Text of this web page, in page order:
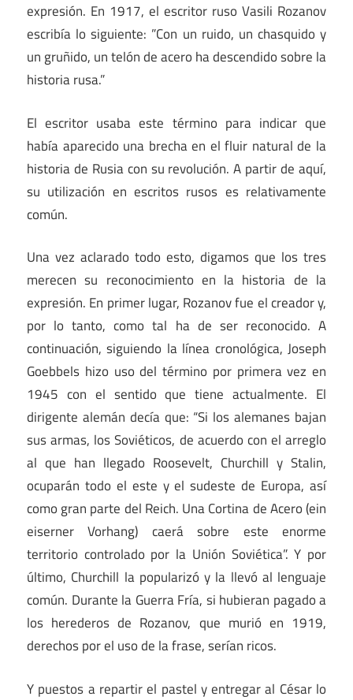
expresión. En 1917, el escritor ruso Vasili Rozanov
escribía lo siguiente: ”Con un ruido, un chasquido y
un gruñido, un telón de acero ha descendido sobre la
historia rusa.”
El escritor usaba este término para indicar que
había aparecido una brecha en el fluir natural de la
historia de Rusia con su revolución. A partir de aquí,
su utilización en escritos rusos es relativamente
común.
Una vez aclarado todo esto, digamos que los tres
merecen su reconocimiento en la historia de la
expresión. En primer lugar, Rozanov fue el creador y,
por lo tanto, como tal ha de ser reconocido. A
continuación, siguiendo la línea cronológica, Joseph
Goebbels hizo uso del término por primera vez en
1945 con el sentido que tiene actualmente. El
dirigente alemán decía que: “Si los alemanes bajan
sus armas, los Soviéticos, de acuerdo con el arreglo
al que han llegado Roosevelt, Churchill y Stalin,
ocuparán todo el este y el sudeste de Europa, así
como gran parte del Reich. Una Cortina de Acero (ein
eiserner Vorhang) caerá sobre este enorme
territorio controlado por la Unión Soviética”. Y por
último, Churchill la popularizó y la llevó al lenguaje
común. Durante la Guerra Fría, si hubieran pagado a
los herederos de Rozanov, que murió en 1919,
derechos por el uso de la frase, serían ricos.
Y puestos a repartir el pastel y entregar al César lo